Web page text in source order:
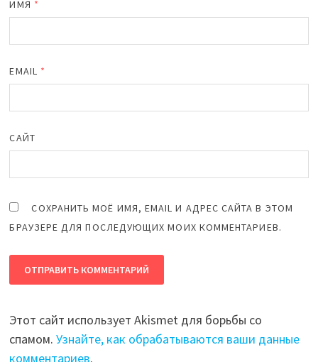
ИМЯ *
EMAIL *
САЙТ
СОХРАНИТЬ МОЁ ИМЯ, EMAIL И АДРЕС САЙТА В ЭТОМ
БРАУЗЕРЕ ДЛЯ ПОСЛЕДУЮЩИХ МОИХ КОММЕНТАРИЕВ.
Этот сайт использует Akismet для борьбы со
спамом.Узнайте, как обрабатываются ваши данные
комментариев.